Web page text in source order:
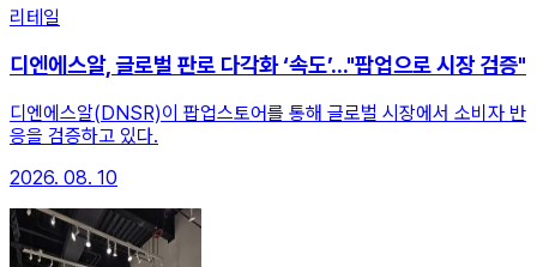
리테일
디엔에스알, 글로벌 판로 다각화 ‘속도’..."팝업으로 시장 검증"
디엔에스알(DNSR)이 팝업스토어를 통해 글로벌 시장에서 소비자 반
응을 검증하고 있다.
2026. 08. 10